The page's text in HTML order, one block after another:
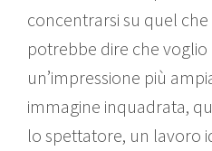
concentrarsi su quel che
potrebbe dire che
un’impressione più
immagine inquadrata,
lo spettatore, un lavoro